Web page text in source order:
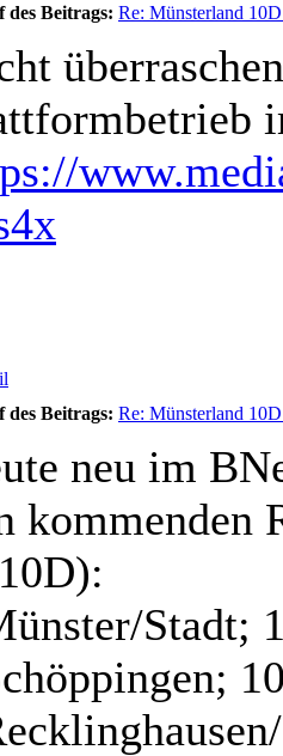
des Beitrags: Re: Münsterland
des Beitrags: Re: Münsterland
neu im
kommenden
Stadt;